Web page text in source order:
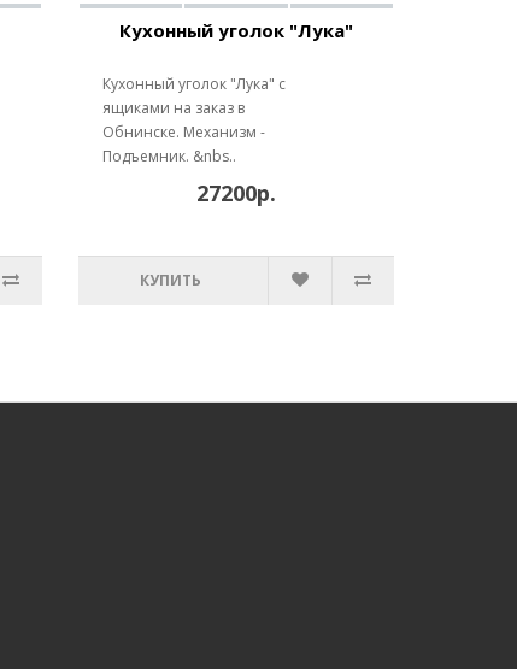
Кухонный уголок "Лука"
Кухонный уголок "Лука" с
ящиками на заказ в
Обнинске. Механизм -
Подъемник. &nbs..
27200р.
КУПИТЬ